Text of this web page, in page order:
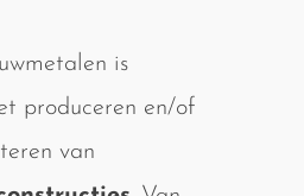
is
produceren en/of
van